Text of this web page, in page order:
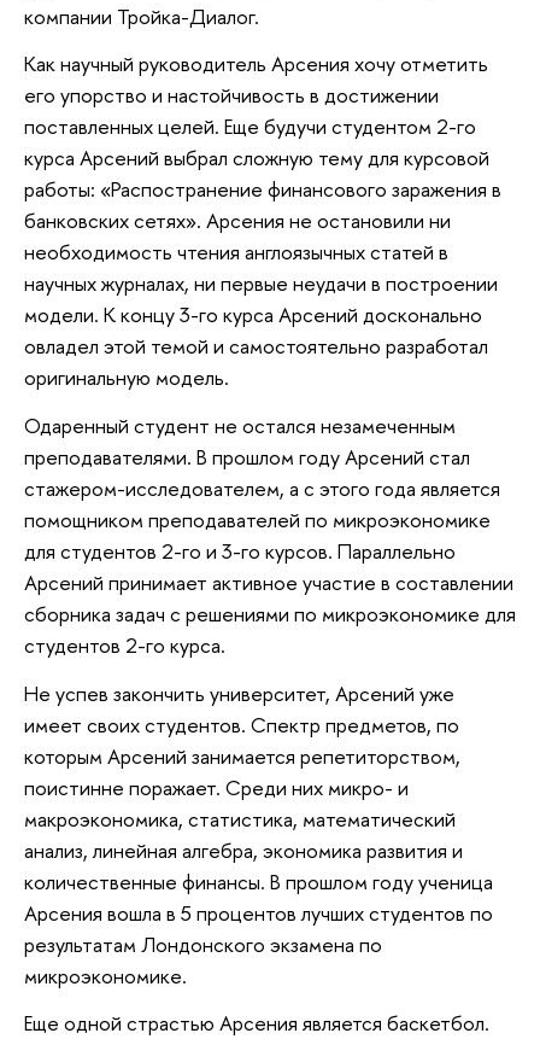
компании Тройка-Диалог.
Как научный руководитель Арсения хочу отметить
его упорство и настойчивость в достижении
поставленных целей. Еще будучи студентом 2-го
курса Арсений выбрал сложную тему для курсовой
работы: «Распостранение финансового заражения в
банковских сетях». Арсения не остановили ни
необходимость чтения англоязычных статей в
научных журналах, ни первые неудачи в построении
модели. К концу 3-го курса Арсений досконально
овладел этой темой и самостоятельно разработал
оригинальную модель.
Одаренный студент не остался незамеченным
преподавателями. В прошлом году Арсений стал
стажером-исследователем, а с этого года является
помощником преподавателей по микроэкономике
для студентов 2-го и 3-го курсов. Параллельно
Арсений принимает активное участие в составлении
сборника задач с решениями по микроэкономике для
студентов 2-го курса.
Не успев закончить университет, Арсений уже
имеет своих студентов. Спектр предметов, по
которым Арсений занимается репетиторством,
поистинне поражает. Среди них микро- и
макроэкономика, статистика, математический
анализ, линейная алгебра, экономика развития и
количественные финансы. В прошлом году ученица
Арсения вошла в 5 процентов лучших студентов по
результатам Лондонского экзамена по
микроэкономике.
Еще одной страстью Арсения является баскетбол.